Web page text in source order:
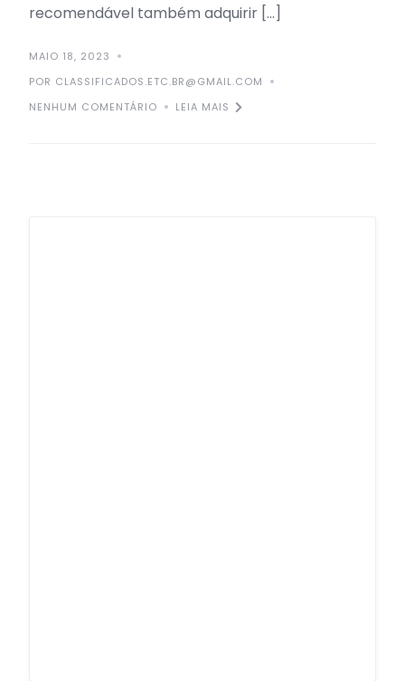
recomendável também adquirir […]
MAIO 18, 2023
POR CLASSIFICADOS.ETC.BR@GMAIL.COM
NENHUM COMENTÁRIO
LEIA MAIS